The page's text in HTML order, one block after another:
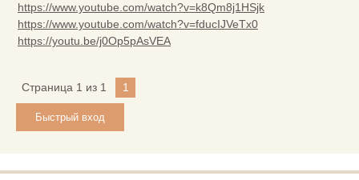
https://www.youtube.com/watch?v=k8Qm8j1HSjk
https://www.youtube.com/watch?v=fducIJVeTx0
https://youtu.be/j0Op5pAsVEA
Страница 1 из 1 1